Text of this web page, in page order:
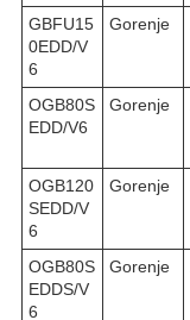
GBFU15
0EDD/V
6
Gorenje
OGB80S
EDD/V6
Gorenje
OGB120
SEDD/V
6
Gorenje
OGB80S
EDDS/V
6
Gorenje